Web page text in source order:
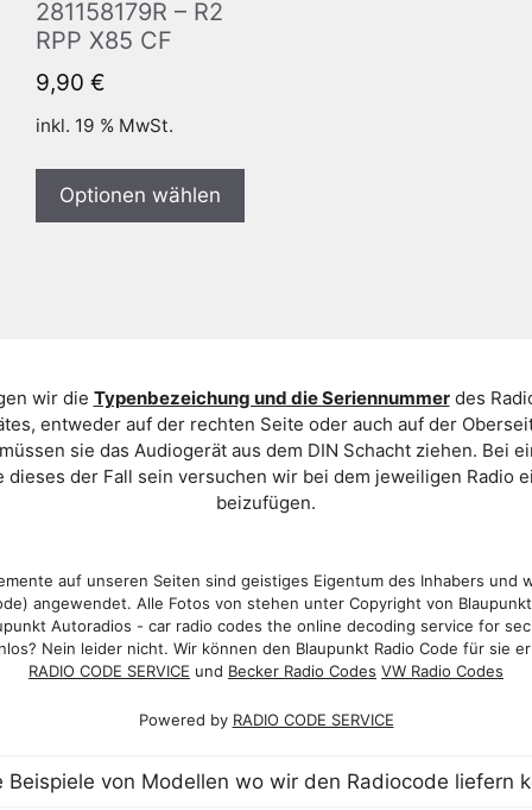
281158179R – R2
RPP X85 CF
9,90 €
inkl. 19 % MwSt.
Optionen wählen
wir die Typenbezeichung und die Seriennummerdes
entweder auf der rechten Seite oder auch auf der
sie das Audiogerät aus dem DIN Schacht ziehen. Bei
der Fall sein versuchen wir bei dem jeweiligen Radio
beizufügen.
auf unseren Seiten sind geistiges Eigentum des Inhabers und
angewendet. Alle Fotos von stehen unter Copyright von
Autoradios - car radio codes the online decoding service for
Nein leider nicht. Wir können den Blaupunkt Radio Code für sie
RADIO CODE SERVICE und Becker Radio Codes VW Radio Codes
Powered by RADIO CODE SERVICE